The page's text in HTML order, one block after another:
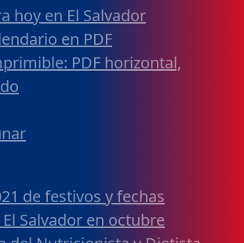
hoy en El Salvador
en PDF
PDF horizontal,
de festivos y fechas
Salvador en octubre